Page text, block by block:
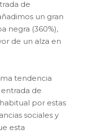
de
un gran
negra (360%),
de un alza en
tendencia
de
por estas
sociales y
esta